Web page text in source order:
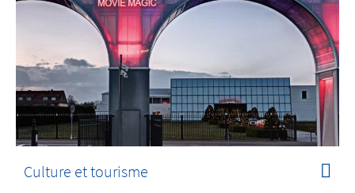
Culture et tourisme